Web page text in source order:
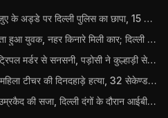
Delhi News: इंद्रपुरी में अवैध जुए के अड्डे पर दिल्ली पुलिस का छापा, 15 जुआरियों को पकड़ा; ₹3.61 लाख नकद और अन्य सामान बरामद
गुरुग्राम में नौकरी के पहले दिन लापता हुआ युवक, नहर किनारे मिली कार; दिल्ली पुलिस ने दर्ज की FIR
Jharkhand News:बोकरो में ट्रिपल मर्डर से सनसनी, पड़ोसी ने कुल्हाड़ी से पति-पत्नी और बहु की हत्या की
Haryana News: फरीदाबाद में महिला टीचर की दिनदहाड़े हत्या, 32 सेकेण्ड में 34 बार किया वार
ताहिर हुसैन समेस 5 लोगों को मिली उम्रकैद की सजा, दिल्ली दंगों के दौरान आईबी अधिकारी का किया था कत्ल